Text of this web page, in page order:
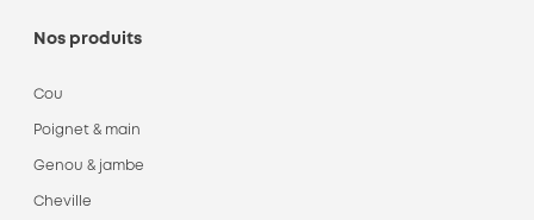
Nos produits
Cou
Poignet & main
Genou & jambe
Cheville